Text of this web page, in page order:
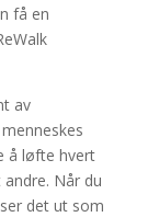
få en
av
å løfte hvert
Når du
det ut som